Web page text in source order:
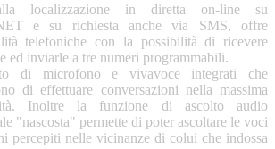
localizzazione in diretta on-line su
e su richiesta anche via SMS, offre
telefoniche con la possibilità di ricevere
ed inviarle a tre numeri programmabili.
di microfono e vivavoce integrati che
di effettuare conversazioni nella massima
Inoltre la funzione di ascolto audio
"nascosta" permette di poter ascoltare le voci
percepiti nelle vicinanze di colui che indossa